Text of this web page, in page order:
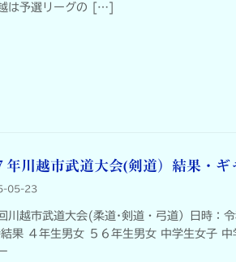
は予選リーグの […]
年川越市武道大会(剣道）結果・ギ
05-23
川越市武道大会(柔道･剣道・弓道）日時：
果 ４年生男女 ５６年生男女 中学生女子